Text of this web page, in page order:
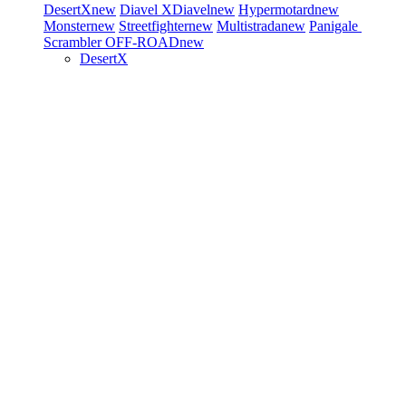
DesertXnew Diavel XDiavelnew Hypermotardnew
Monsternew Streetfighternew Multistradanew Panigale
ScramblerOFF-ROADnew
DesertX